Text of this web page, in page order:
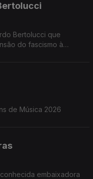
Bertolucci que
do fascismo à
de Música 2026
embaixadora